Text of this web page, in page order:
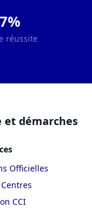
réussite
et démarches
Officielles
CCI